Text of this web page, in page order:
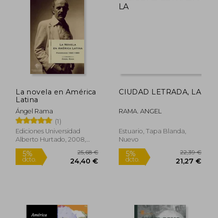
La novela en América
Latina
Ángel Rama
(1)
Ediciones Universidad
Alberto Hurtado, 2008,
Tapa Blanda, Nuevo
CIUDAD LETRADA, LA
RAMA. ANGEL
Estuario, Tapa Blanda,
Nuevo